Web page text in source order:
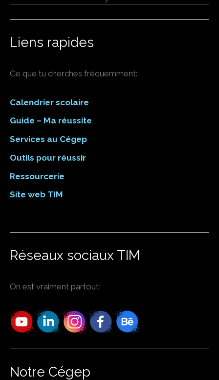
Liens rapides
Ce que tu cherches fréquemment:
Calendrier scolaire
Guide – Ma réussite
Services au Cégep
Outils pour réussir
Ressourcerie
Site web TIM
Réseaux sociaux TIM
On est vraiment partout!
Notre Cégep